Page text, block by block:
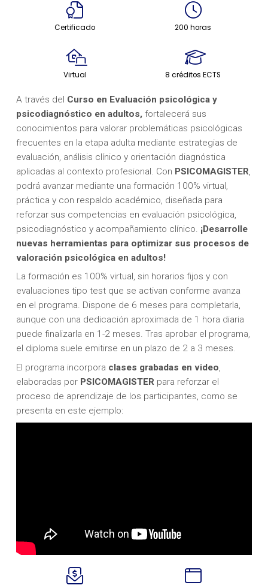
Certificado 200 horas
Virtual 8 créditos ECTS
A través del Curso en Evaluación psicológica y
psicodiagnóstico en adultos,fortalecerá sus
conocimientos para valorar problemáticas psicológicas
frecuentes en la etapa adulta mediante estrategias de
evaluación, análisis clínico y orientación diagnóstica
aplicadas al contexto profesional. Con PSICOMAGISTER
podrá avanzar mediante una formación 100% virtual,
práctica y con respaldo académico, diseñada para
reforzar sus competencias en evaluación psicológica,
psicodiagnóstico y acompañamiento clínico. ¡Desarrolle
nuevas herramientas para optimizar sus procesos de
valoración psicológica en adultos!
La formación es 100% virtual, sin horarios fijos y con
evaluaciones tipo test que se activan conforme avanza
en el programa. Dispone de 6 meses para completarla,
aunque con una dedicación aproximada de 1 hora diaria
puede finalizarla en 1-2 meses. Tras aprobar el programa,
el diploma suele emitirse en un plazo de 2 a 3 meses.
El programa incorpora clases grabadas en video,
elaboradas por PSICOMAGISTERpara reforzar el
proceso de aprendizaje de los participantes, como se
presenta en este ejemplo: